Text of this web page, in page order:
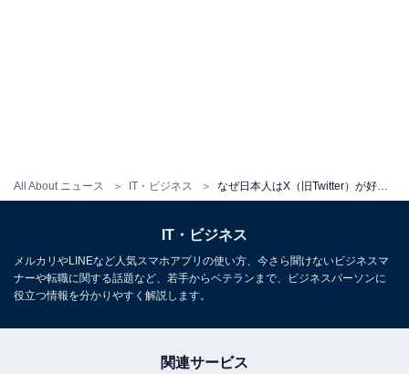
All About ニュース IT・ビジネス なぜ日本人はX（旧Twitter）が好き？ 世界と比べたSNS事情
IT・ビジネス
メルカリやLINEなど人気スマホアプリの使い方、今さら聞けないビジネスマ
ナーや転職に関する話題など、若手からベテランまで、ビジネスパーソンに
役立つ情報を分かりやすく解説します。
関連サービス